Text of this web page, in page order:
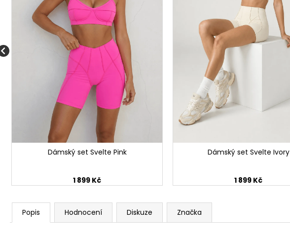
Dámský set Svelte Pink
1 899 Kč
Dámský set Svelte Ivory
1 899 Kč
Popis Hodnocení Diskuze Značka